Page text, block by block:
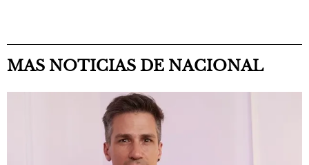
MAS NOTICIAS DE NACIONAL